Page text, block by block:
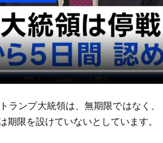
ランプ大統領は、無期限ではなく
限を設けていないとしています。